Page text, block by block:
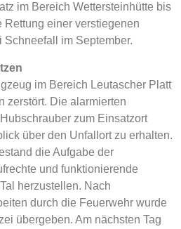
im Bereich Wettersteinhütte bis
Rettung einer verstiegenen
im September.
im Bereich Leutascher Platt
zerstört. Die alarmierten
zum Einsatzort
über den Unfallort zu erhalten.
die Aufgabe der
und funktionierende
herzustellen. Nach
durch die Feuerwehr wurde
übergeben. Am nächsten Tag